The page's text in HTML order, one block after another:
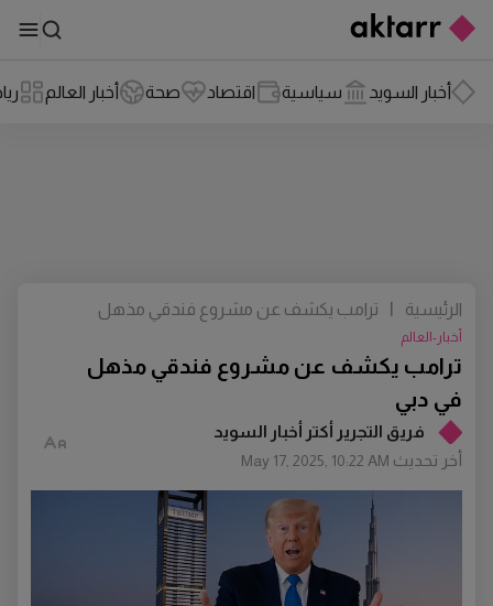
أخبار السويد سياسية اقتصاد صحة أخبار العالم
فريق التجرير أكتر أخبار السويد
أخر تحديث May 17, 2025, 10:22 AM
ترامب يكشف عن مشروع فندقي مذهل
في دبي
أخبار-العالم
الرئيسية |
ترامب يكشف عن مشروع فندقي مذهل